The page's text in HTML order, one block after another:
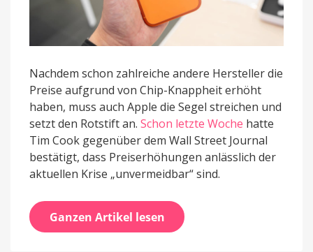
Nachdem schon zahlreiche andere Hersteller die
Preise aufgrund von Chip-Knappheit erhöht
haben, muss auch Apple die Segel streichen und
setzt den Rotstift an. Schon letzte Woche hatte
Tim Cook gegenüber dem Wall Street Journal
bestätigt, dass Preiserhöhungen anlässlich der
aktuellen Krise „unvermeidbar“ sind.
Ganzen Artikel lesen